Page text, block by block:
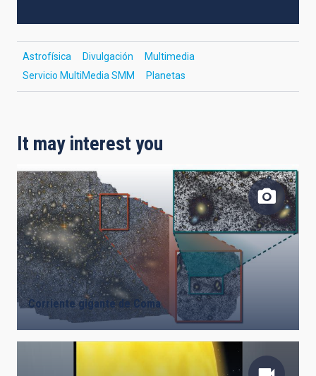
Astrofísica Divulgación
Multimedia
Servicio MultiMedia SMM
Planetas
It may interest you
Corriente gigante de Coma